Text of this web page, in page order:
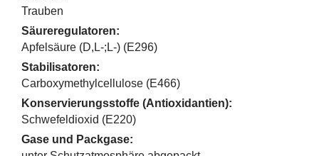
Trauben
Säureregulatoren:
Apfelsäure (D,L-;L-) (E296)
Stabilisatoren:
Carboxymethylcellulose (E466)
Konservierungsstoffe (Antioxidantien):
Schwefeldioxid (E220)
Gase und Packgase: